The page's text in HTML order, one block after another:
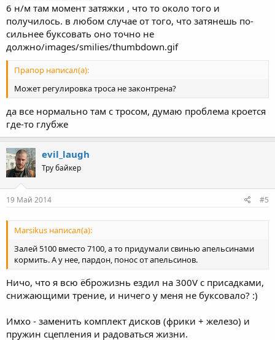
6 н/м там момент затяжки , что то около того и
получилось. в любом случае от того, что затянешь по-
сильнее буксовать оно точно не
должно/images/smilies/thumbdown.gif
Прапор написал(а):
Может регулировка троса не законтрена?
да все нормально там с тросом, думаю проблема кроется
где-то глубже
evil_laugh
Тру байкер
19 Май 2014 #5
Marsikus написал(а):
Залей 5100 вместо 7100, а то придумали свинью апельсинами
кормить. А у нее, пардон, понос от апельсинов.
Ничо, что я всю ёброжизнь ездил на 300V с присадками,
снижающими трение, и ничего у меня не буксовало? :)
Имхо - заменить комплект дисков (фрики + железо) и
пружин сцепления и радоваться жизни.